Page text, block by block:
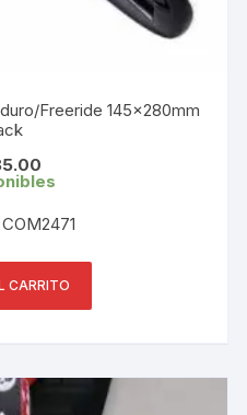
Freeride 145x280mm
CARRITO